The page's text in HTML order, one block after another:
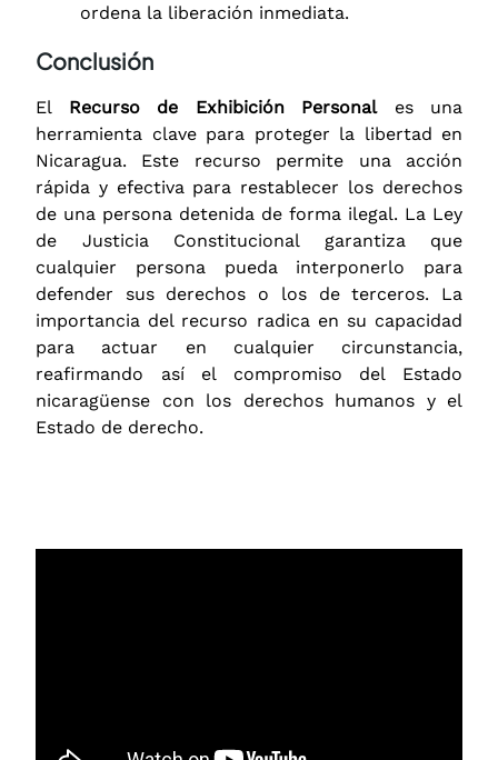
ordena la liberación inmediata.
Conclusión
El Recurso de Exhibición Personales una
herramienta clave para proteger la libertad en
Nicaragua. Este recurso permite una acción
rápida y efectiva para restablecer los derechos
de una persona detenida de forma ilegal. La Ley
de Justicia Constitucional garantiza que
cualquier persona pueda interponerlo para
defender sus derechos o los de terceros. La
importancia del recurso radica en su capacidad
para actuar en cualquier circunstancia,
reafirmando así el compromiso del Estado
nicaragüense con los derechos humanos y el
Estado de derecho.